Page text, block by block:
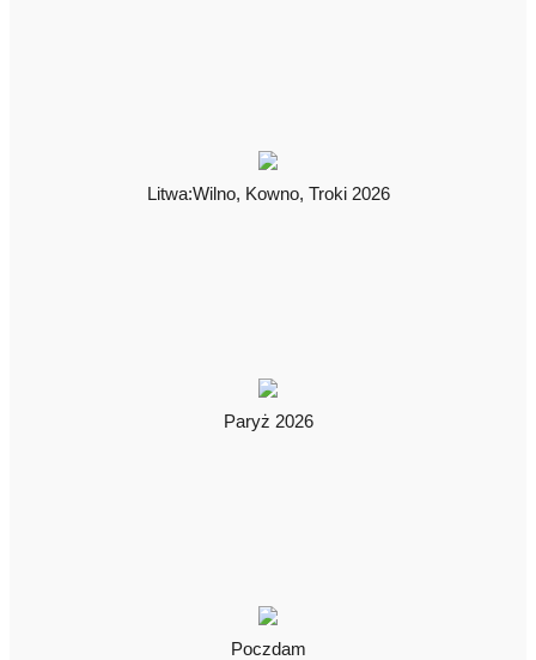
Litwa:Wilno, Kowno, Troki 2026
Paryż 2026
Poczdam